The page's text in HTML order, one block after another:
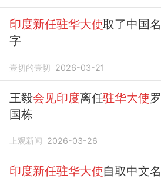
印度新任驻华大使取了中国名
字
壹切的壹切 2026-03-21
王毅会见印度离任驻华大使罗
国栋
上观新闻 2026-03-26
印度新任驻华大使自取中文名